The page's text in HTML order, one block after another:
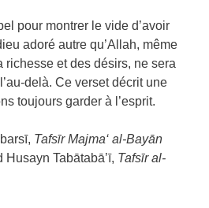
pour montrer le vide d’avoir
adoré autre qu’Allah, même
richesse et des désirs, ne sera
delà. Ce verset décrit une
toujours garder à l’esprit.
Tafsīr Majma‘ al-Bayān
Tabātabā’ī, Tafsīr al-